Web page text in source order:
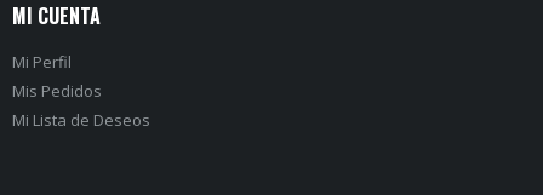
MI CUENTA
Mi Perfil
Mis Pedidos
Mi Lista de Deseos